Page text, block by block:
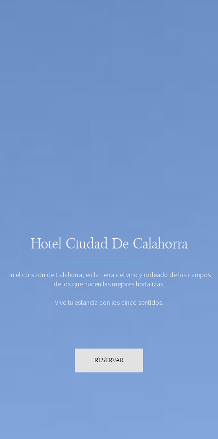
Hotel Ciudad De Calahorra
En el corazón de Calahorra, en la tierra del vino y rodeado de los campos
de los que nacen las mejores hortalizas.
Vive tu estancia con los cinco sentidos.
RESERVAR